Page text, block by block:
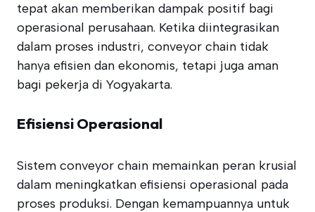
tepat akan memberikan dampak positif bagi
operasional perusahaan. Ketika diintegrasikan
dalam proses industri, conveyor chain tidak
hanya efisien dan ekonomis, tetapi juga aman
bagi pekerja di Yogyakarta.
Efisiensi Operasional
Sistem conveyor chain memainkan peran krusial
dalam meningkatkan efisiensi operasional pada
proses produksi. Dengan kemampuannya untuk